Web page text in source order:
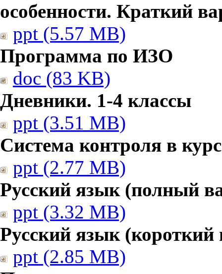
особенности. Краткий
ppt (5.57 MB)
Программа по ИЗО
doc (83 KB)
Дневники. 1-4 классы
ppt (3.51 MB)
Система контроля в
ppt (2.77 MB)
Русский язык (полный
ppt (3.32 MB)
Русский язык (короткий
ppt (2.85 MB)